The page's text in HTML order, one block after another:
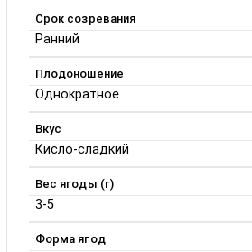
Срок созревания
Ранний
Плодоношение
Однократное
Вкус
Кисло-сладкий
Вес ягоды (г)
3-5
Форма ягод